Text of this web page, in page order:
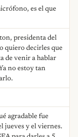
es el que
presidenta del
quiero decirles que
de venir a hablar
no estoy tan
agradable fue
jueves y el viernes.